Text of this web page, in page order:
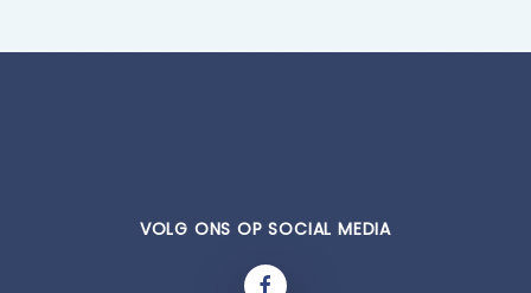
VOLG ONS OP SOCIAL MEDIA